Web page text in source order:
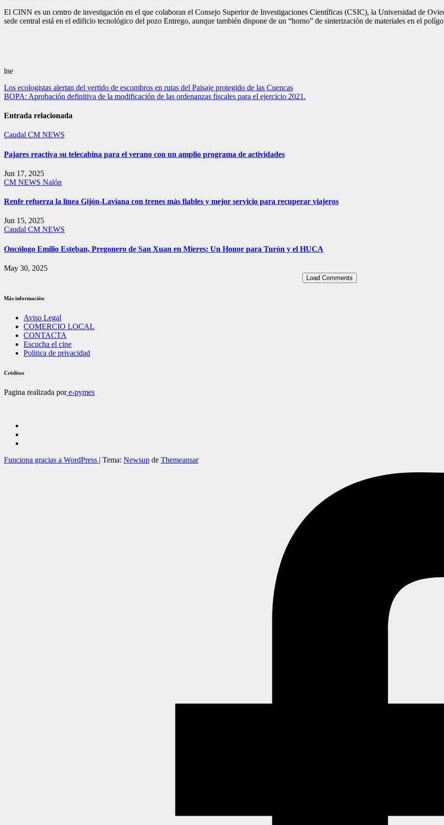
El CINN es un centro de investigación en el que colaboran el Consejo Superior de Investigaciones Científicas (CSIC), la Universidad de
sede central está en el edificio tecnológico del pozo Entrego, aunque también dispone de un “horno” de sinterización de materiales en el
lne
Navegación
de
entradas
Los ecologistas alertan del vertido de escombros en rutas del Paisaje protegido de las Cuencas
BOPA: Aprobación definitiva de la modificación de las ordenanzas fiscales para el ejercicio 2021.
Entrada relacionada
Caudal CM NEWS
Pajares reactiva su telecabina para el verano con un amplio programa de actividades
Jun 17, 2025
CM NEWS Nalón
Renfe refuerza la línea Gijón-Laviana con trenes más fiables y mejor servicio para recuperar viajeros
Jun 15, 2025
Caudal CM NEWS
Oncólogo Emilio Esteban, Pregonero de San Xuan en Mieres: Un Honor para Turón y el HUCA
May 30, 2025
Load Comments
Más información
Aviso Legal
COMERCIO LOCAL
CONTACTA
Escucha el cine
Politica de privacidad
Créditos
Pagina realizada pore-pymes
Funciona gracias a WordPress | Tema: Newsup de Themeansar